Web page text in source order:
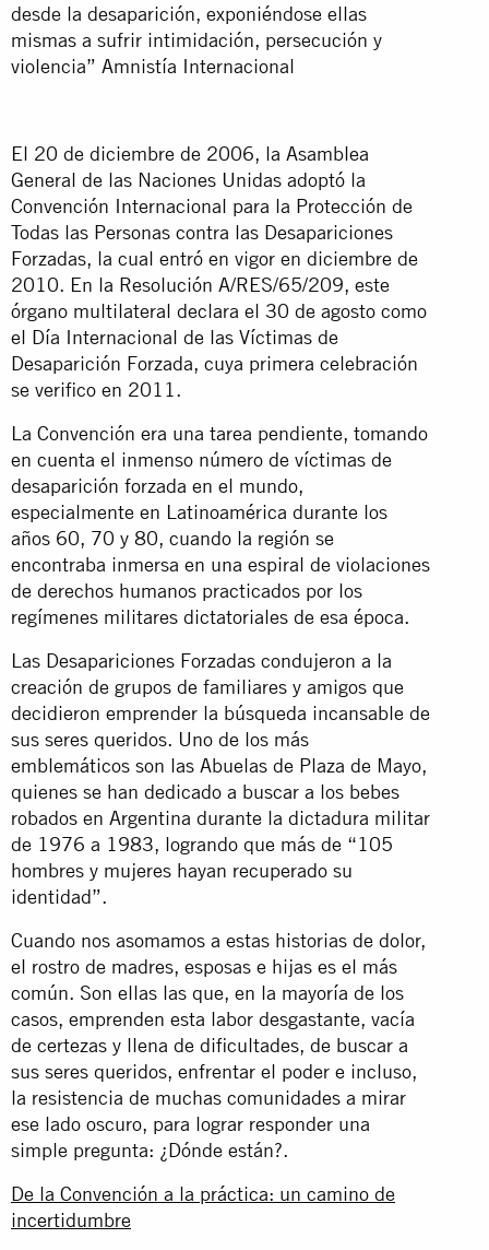
desde la desaparición, exponiéndose ellas
mismas a sufrir intimidación, persecución y
violencia” Amnistía Internacional
El 20 de diciembre de 2006, la Asamblea
General de las Naciones Unidas adoptó la
Convención Internacional para la Protección de
Todas las Personas contra las Desapariciones
Forzadas, la cual entró en vigor en diciembre de
2010. En la Resolución A/RES/65/209, este
órgano multilateral declara el 30 de agosto como
el Día Internacional de las Víctimas de
Desaparición Forzada, cuya primera celebración
se verifico en 2011.
La Convención era una tarea pendiente, tomando
en cuenta el inmenso número de víctimas de
desaparición forzada en el mundo,
especialmente en Latinoamérica durante los
años 60, 70 y 80, cuando la región se
encontraba inmersa en una espiral de violaciones
de derechos humanos practicados por los
regímenes militares dictatoriales de esa época.
Las Desapariciones Forzadas condujeron a la
creación de grupos de familiares y amigos que
decidieron emprender la búsqueda incansable de
sus seres queridos. Uno de los más
emblemáticos son las Abuelas de Plaza de Mayo,
quienes se han dedicado a buscar a los bebes
robados en Argentina durante la dictadura militar
de 1976 a 1983, logrando que más de “105
hombres y mujeres hayan recuperado su
identidad”.
Cuando nos asomamos a estas historias de dolor,
el rostro de madres, esposas e hijas es el más
común. Son ellas las que, en la mayoría de los
casos, emprenden esta labor desgastante, vacía
de certezas y llena de dificultades, de buscar a
sus seres queridos, enfrentar el poder e incluso,
la resistencia de muchas comunidades a mirar
ese lado oscuro, para lograr responder una
simple pregunta: ¿Dónde están?.
De la Convención a la práctica: un camino de
incertidumbre